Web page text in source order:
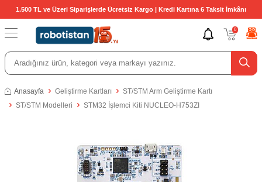
1.500 TL ve Üzeri Siparişlerde Ücretsiz Kargo | Kredi Kartına 6 Taksit İmkânı
0
Anasayfa Geliştirme Kartları
ST/STM Arm Geliştirme Kartı
ST/STM Modelleri
STM32 İşlemci Kiti NUCLEO-H753ZI